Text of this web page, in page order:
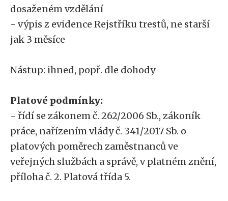
dosaženém vzdělání
- výpis z evidence Rejstříku trestů, ne starší
jak 3 měsíce
Nástup: ihned, popř. dle dohody
Platové podmínky:
- řídí se zákonem č. 262/2006 Sb., zákoník
práce, nařízením vlády č. 341/2017 Sb. o
platových poměrech zaměstnanců ve
veřejných službách a správě, v platném znění,
příloha č. 2. Platová třída 5.